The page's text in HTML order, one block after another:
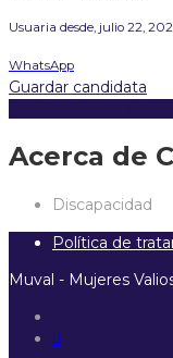
Usuaria desde, julio 22,
WhatsApp
Guardar candidata
Acerca de
Discapacidad
Política de
Muval - Mujeres